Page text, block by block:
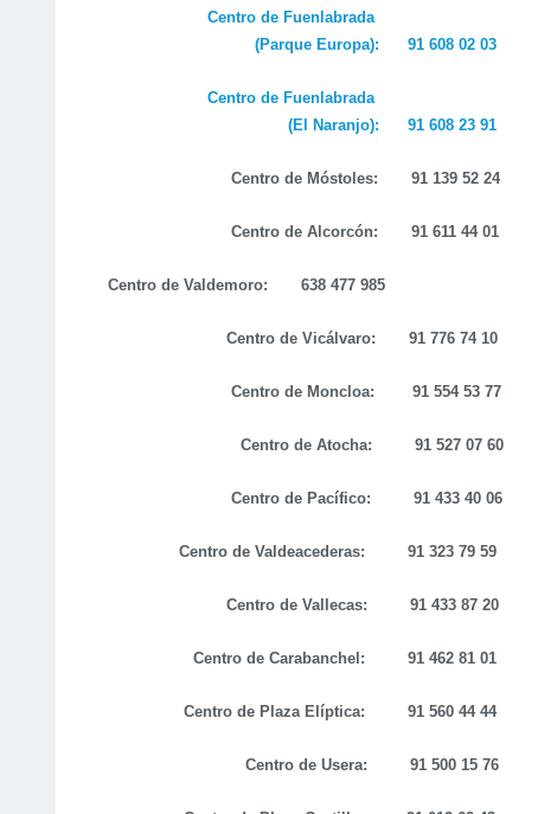
Centro de Fuenlabrada
(Parque Europa): 91 608 02 03
Centro de Fuenlabrada
(El Naranjo): 91 608 23 91
Centro de Móstoles: 91 139 52 24
Centro de Alcorcón: 91 611 44 01
Centro de Valdemoro: 638 477 985
Centro de Vicálvaro: 91 776 74 10
Centro de Moncloa: 91 554 53 77
Centro de Atocha: 91 527 07 60
Centro de Pacífico: 91 433 40 06
Centro de Valdeacederas: 91 323 79 59
Centro de Vallecas: 91 433 87 20
Centro de Carabanchel: 91 462 81 01
Centro de Plaza Elíptica: 91 560 44 44
Centro de Usera: 91 500 15 76